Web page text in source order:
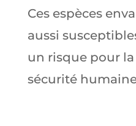
Ces espèces
aussi
un risque pour
sécurité